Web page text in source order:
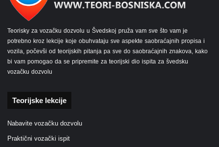
Teorisky za vozačku dozvolu u Švedskoj pruža vam sve što vam je
potrebno kroz lekcije koje obuhvataju sve aspekte saobraćajnih propisa i
vozila, počevši od teorijskih pitanja pa sve do saobraćajnih znakova, kako
bi vam pomogao da se pripremite za teorijski dio ispita za švedsku
vozačku dozvolu
Teorijske lekcije
Nabavite vozačku dozvolu
Praktični vozački ispit